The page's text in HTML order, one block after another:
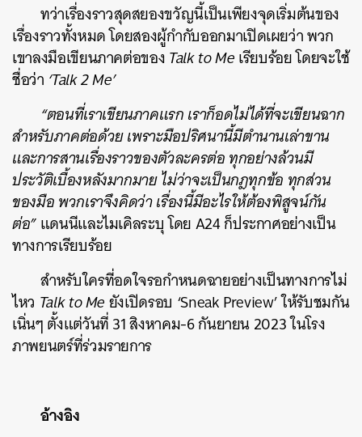
ทว่าเรื่องราวสุดสยองขวัญนี้เป็นเพียงจุดเริ่มต้นของ
เรื่องราวทั้งหมดโดยสองผู้กำกับออกมาเปิดเผยว่า พวก
เขาลงมือเขียนภาคต่อของTalk to Meเรียบร้อย โดยจะใช้
ชื่อว่า ‘Talk 2 Me’
“ตอนที่เราเขียนภาคแรก เราก็อดไม่ได้ที่จะเขียนฉาก
สำหรับภาคต่อด้วย เพราะมือปริศนานี้มีตำนานเล่าขาน
และการสานเรื่องราวของตัวละครต่อ ทุกอย่างล้วนมี
ประวัติเบื้องหลังมากมาย ไม่ว่าจะเป็นกฎทุกข้อ ทุกส่วน
ของมือ พวกเราจึงคิดว่า เรื่องนี้มีอะไรให้ต้องพิสูจน์กัน
ต่อ”แดนนีและไมเคิลระบุ โดย A24 ก็ประกาศอย่างเป็น
ทางการเรียบร้อย
สำหรับใครที่อดใจรอกำหนดฉายอย่างเป็นทางการไม่
ไหว Talk to Meยังเปิดรอบ ‘Sneak Preview’ ให้รับชมกัน
เนิ่นๆ ตั้งแต่วันที่ 31 สิงหาคม-6 กันยายน 2023 ในโรง
ภาพยนตร์ที่ร่วมรายการ
อ้างอิง